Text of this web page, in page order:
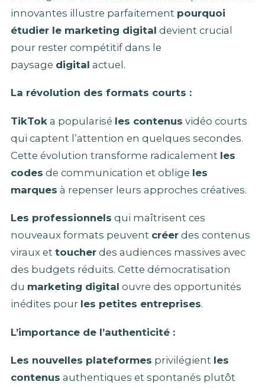
innovantes illustre parfaitement pourquoi
étudier le marketing digital devient crucial
pour rester compétitif dans le
paysage digital actuel.
La révolution des formats courts :
TikTok a popularisé les contenus vidéo courts
qui captent l’attention en quelques secondes.
Cette évolution transforme radicalement les
codes de communication et oblige les
marques à repenser leurs approches créatives.
Les professionnels qui maîtrisent ces
nouveaux formats peuvent créer des contenus
viraux et toucher des audiences massives avec
des budgets réduits. Cette démocratisation
du marketing digital ouvre des opportunités
inédites pour les petites entreprises.
L’importance de l’authenticité :
Les nouvelles plateformes privilégient les
contenus authentiques et spontanés plutôt